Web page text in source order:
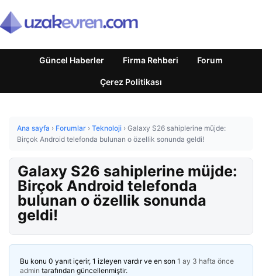
Güncel Haberler Firma Rehberi Forum
Çerez Politikası
Ana sayfa › Forumlar › Teknoloji › Galaxy S26 sahiplerine müjde:
Birçok Android telefonda bulunan o özellik sonunda geldi!
Galaxy S26 sahiplerine müjde:
Birçok Android telefonda
bulunan o özellik sonunda
geldi!
Bu konu 0 yanıt içerir, 1 izleyen vardır ve en son 1 ay 3 hafta önce
admin tarafından güncellenmiştir.